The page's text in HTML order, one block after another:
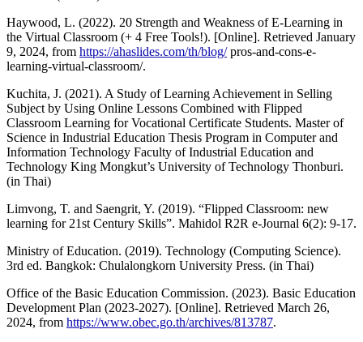
Haywood, L. (2022). 20 Strength and Weakness of E-Learning in
the Virtual Classroom (+ 4 Free Tools!). [Online]. Retrieved January
9, 2024, from https://ahaslides.com/th/blog/pros-and-cons-e-
learning-virtual-classroom/.
Kuchita, J. (2021). A Study of Learning Achievement in Selling
Subject by Using Online Lessons Combined with Flipped
Classroom Learning for Vocational Certificate Students. Master of
Science in Industrial Education Thesis Program in Computer and
Information Technology Faculty of Industrial Education and
Technology King Mongkut’s University of Technology Thonburi.
(in Thai)
Limvong, T. and Saengrit, Y. (2019). “Flipped Classroom: new
learning for 21st Century Skills”. Mahidol R2R e-Journal 6(2): 9-17.
Ministry of Education. (2019). Technology (Computing Science).
3rd ed. Bangkok: Chulalongkorn University Press. (in Thai)
Office of the Basic Education Commission. (2023). Basic Education
Development Plan (2023-2027). [Online]. Retrieved March 26,
2024, from https://www.obec.go.th/archives/813787.